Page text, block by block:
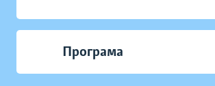
Програма